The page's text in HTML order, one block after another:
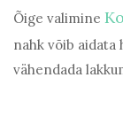
Õige valimine
nahk võib aidata
vähendada